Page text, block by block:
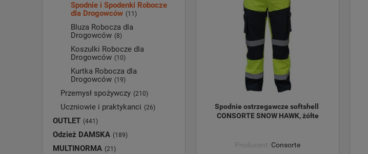
Spodnie i Spodenki Robocze
dla Drogowców (11)
Bluza Robocza dla
Drogowców (8)
Koszulki Robocze dla
Drogowców (10)
Kurtka Robocza dla
Drogowców (19)
Przemysł spożywczy (210)
Uczniowie i praktykanci (26)
OUTLET (441)
Odzież DAMSKA (189)
MULTINORMA (21)
Spodnie ostrzegawcze softshell
CONSORTE SNOW HAWK, żółte
Producent: Consorte